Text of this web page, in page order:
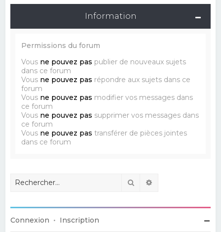
Information
Permissions du forum
Vous ne pouvez pas publier de nouveaux sujets
dans ce forum
Vous ne pouvez pas répondre aux sujets dans ce
forum
Vous ne pouvez pas modifier vos messages dans
ce forum
Vous ne pouvez pas supprimer vos messages dans
ce forum
Vous ne pouvez pas transférer de pièces jointes
dans ce forum
Rechercher
Connexion • Inscription